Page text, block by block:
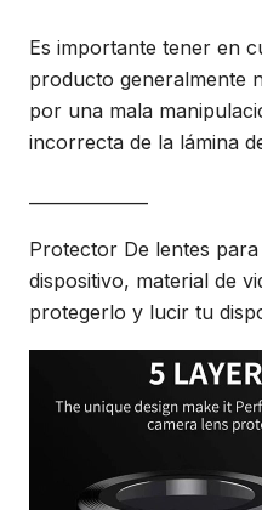
Es importante tener en
producto generalmente
por una mala
incorrecta de la lámina
Protector De lentes
dispositivo, material de
protegerlo y lucir tu